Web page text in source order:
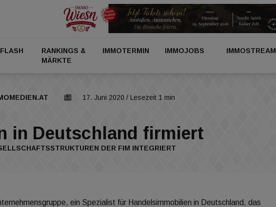
RANKINGS &
MÄRKTE
IMMOTERMIN IMMOJOBS IMMOSTREAM
17. Juni 2020 / Lesezeit 1 min
in Deutschland firmiert
DER FIM INTEGRIERT
ein Spezialist für Handelsimmobilien in Deutschland, das